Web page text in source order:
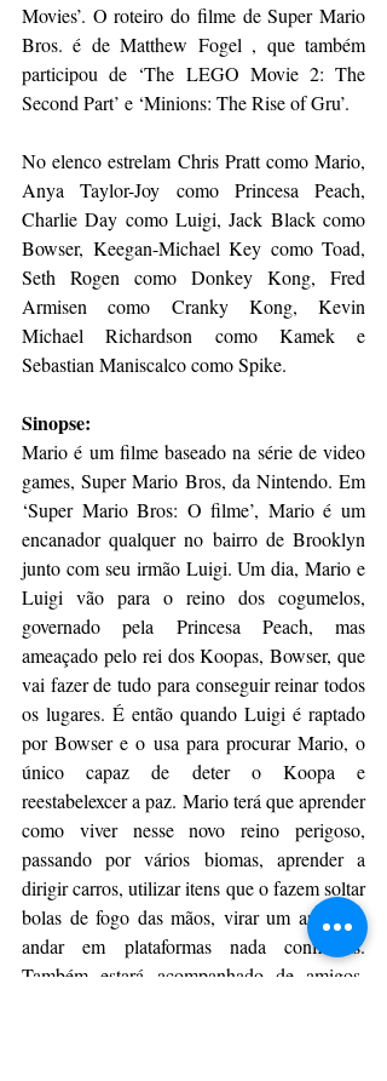
Movies’. O roteiro do filme de Super Mario
Bros. é de Matthew Fogel , que também
participou de ‘The LEGO Movie 2: The
Second Part’ e ‘Minions: The Rise of Gru’.
No elenco estrelam Chris Pratt como Mario,
Anya Taylor-Joy como Princesa Peach,
Charlie Day como Luigi, Jack Black como
Bowser, Keegan-Michael Key como Toad,
Seth Rogen como Donkey Kong, Fred
Armisen como Cranky Kong, Kevin
Michael Richardson como Kamek e
Sebastian Maniscalco como Spike.
Sinopse:
Mario é um filme baseado na série de video
games, Super Mario Bros, da Nintendo. Em
‘Super Mario Bros: O filme’, Mario é um
encanador qualquer no bairro de Brooklyn
junto com seu irmão Luigi. Um dia, Mario e
Luigi vão para o reino dos cogumelos,
governado pela Princesa Peach, mas
ameaçado pelo rei dos Koopas, Bowser, que
vai fazer de tudo para conseguir reinar todos
os lugares. É então quando Luigi é raptado
por Bowser e o usa para procurar Mario, o
único capaz de deter o Koopa e
reestabelexcer a paz. Mario terá que aprender
como viver nesse novo reino perigoso,
passando por vários biomas, aprender a
dirigir carros, utilizar itens que o fazem soltar
bolas de fogo das mãos, virar um animal e
andar em plataformas nada confiáveis.
Também estará acompanhado de amigos,